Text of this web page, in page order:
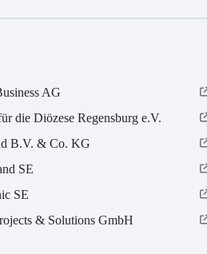
AG
die Diözese Regensburg e.V.
B.V. & Co. KG
SE
SE
& Solutions GmbH